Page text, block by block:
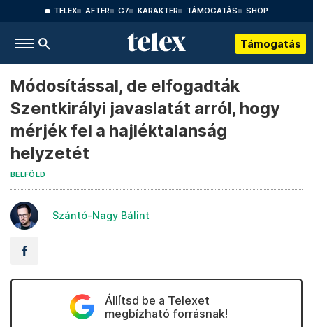
TELEX AFTER G7 KARAKTER TÁMOGATÁS SHOP
Támogatás
Módosítással, de elfogadták
Szentkirályi javaslatát arról, hogy
mérjék fel a hajléktalanság
helyzetét
BELFÖLD
Szántó-Nagy Bálint
Állítsd be a Telexet
megbízható forrásnak!